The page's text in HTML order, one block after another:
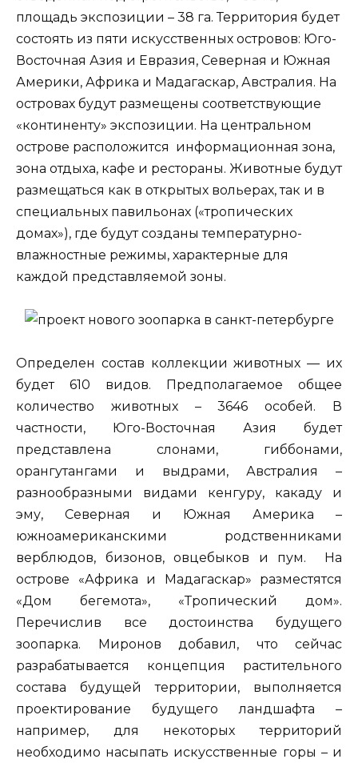
площадь экспозиции – 38 га. Территория будет
состоять из пяти искусственных островов: Юго-
Восточная Азия и Евразия, Северная и Южная
Америки, Африка и Мадагаскар, Австралия. На
островах будут размещены соответствующие
«континенту» экспозиции. На центральном
острове расположится информационная зона,
зона отдыха, кафе и рестораны. Животные будут
размещаться как в открытых вольерах, так и в
специальных павильонах («тропических
домах»), где будут созданы температурно-
влажностные режимы, характерные для
каждой представляемой зоны.
Определен состав коллекции животных — их
будет 610 видов. Предполагаемое общее
количество животных – 3646 особей. В
частности, Юго-Восточная Азия будет
представлена слонами, гиббонами,
орангутангами и выдрами, Австралия –
разнообразными видами кенгуру, какаду и
эму, Северная и Южная Америка –
южноамериканскими родственниками
верблюдов, бизонов, овцебыков и пум. На
острове «Африка и Мадагаскар» разместятся
«Дом бегемота», «Тропический дом».
Перечислив все достоинства будущего
зоопарка. Миронов добавил, что сейчас
разрабатывается концепция растительного
состава будущей территории, выполняется
проектирование будущего ландшафта –
например, для некоторых территорий
необходимо насыпать искусственные горы – и